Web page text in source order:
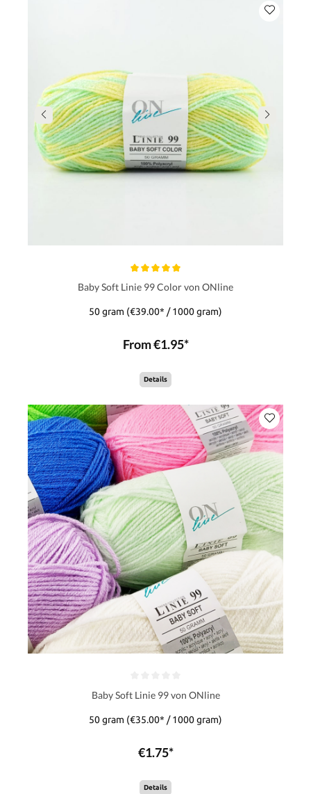
Baby Soft Linie 99 Color von ONline
50 gram (€39.00* / 1000 gram)
From €1.95*
Details
Baby Soft Linie 99 von ONline
50 gram (€35.00* / 1000 gram)
€1.75*
Details